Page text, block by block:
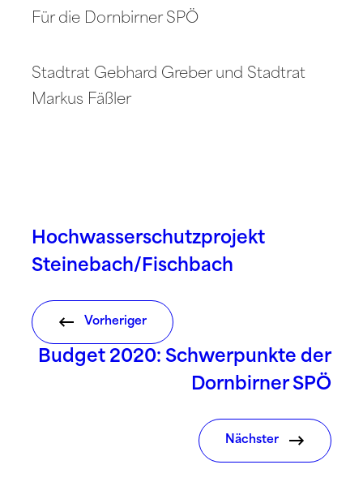
Für die Dornbirner SPÖ
Stadtrat Gebhard Greber und Stadtrat
Markus Fäßler
Hochwasserschutzprojekt
Steinebach/Fischbach
Vorheriger
Budget 2020: Schwerpunkte der
Dornbirner SPÖ
Nächster